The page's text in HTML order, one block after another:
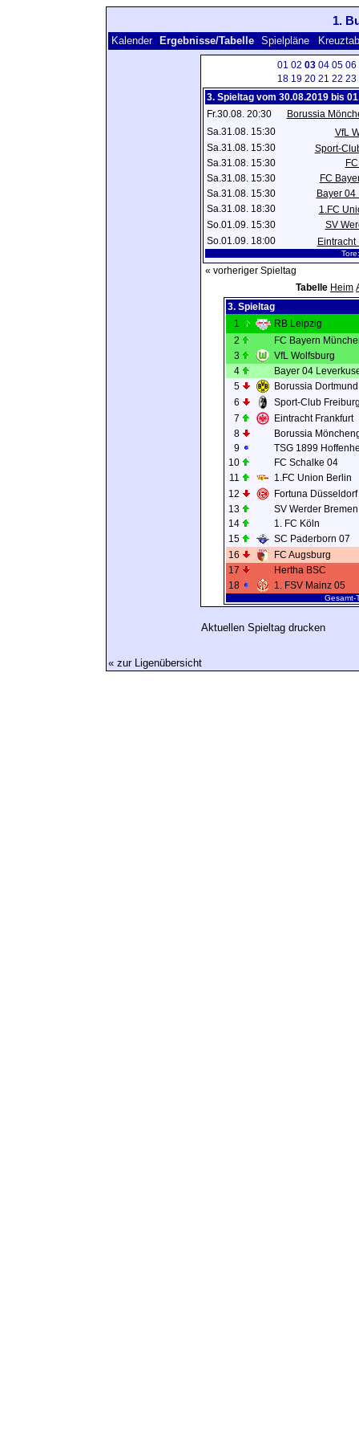
1.
Kalender Ergebnisse/Tabelle Spielpläne
01 02 03 04 05 06
18 19 20 21 22 23
3. Spieltag vom 30.08.2019 bis
Fr.30.08. 20:30
Borussia
Sa.31.08. 15:30
VfL
Sa.31.08. 15:30
Sport-
Sa.31.08. 15:30
Sa.31.08. 15:30
FC
Sa.31.08. 15:30
Bayer
Sa.31.08. 18:30
1.FC
So.01.09. 15:30
SV
So.01.09. 18:00
Eintracht
« vorheriger Spieltag
Tabelle Heim
3. Spieltag
1
RB Leipzig
2
FC Bayern
3
VfL Wolfsburg
4
Bayer 04
5
Borussia Dortmund
6
Sport-Club
7
Eintracht Frankfurt
8
Borussia
9
TSG 1899
10
FC Schalke 04
11
1.FC Union Berlin
12
Fortuna Düsseldorf
13
SV Werder Bremen
14
1. FC Köln
15
SC Paderborn 07
16
FC Augsburg
17
Hertha BSC
18
1. FSV Mainz 05
Aktuellen Spieltag drucken
« zur Ligenübersicht